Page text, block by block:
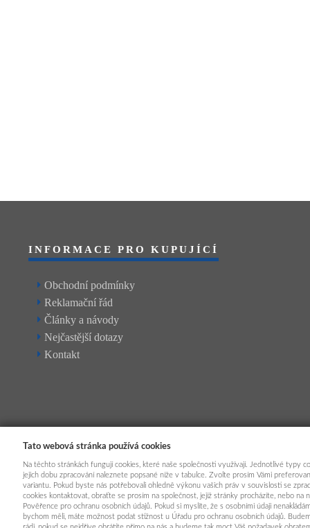
INFORMACE PRO KUPUJÍCÍ
Obchodní podmínky
Reklamační řád
Články a návody
Nejčastější dotazy
Kontakt
Tato webová stránka používá cookies
Na těchto stránkách fungují cookies, které naše společnosti využívají. Jednotlivé typy
jejich dobu zpracování naleznete popsané níže v tabulce. Zvolte prosím Vámi
variantu. Pokud byste nás potřebovali ohledně výkonu vašich práv v souvislosti se
cookies kontaktovat, obraťte se prosím na společnost, jejíž stránky procházíte, nebo na
Pověřence pro ochranu osobních údajů. Pokud si myslíte, že s osobními údaji
bychom měli, máte možnost podat stížnost u Úřadu pro ochranu osobních údajů.